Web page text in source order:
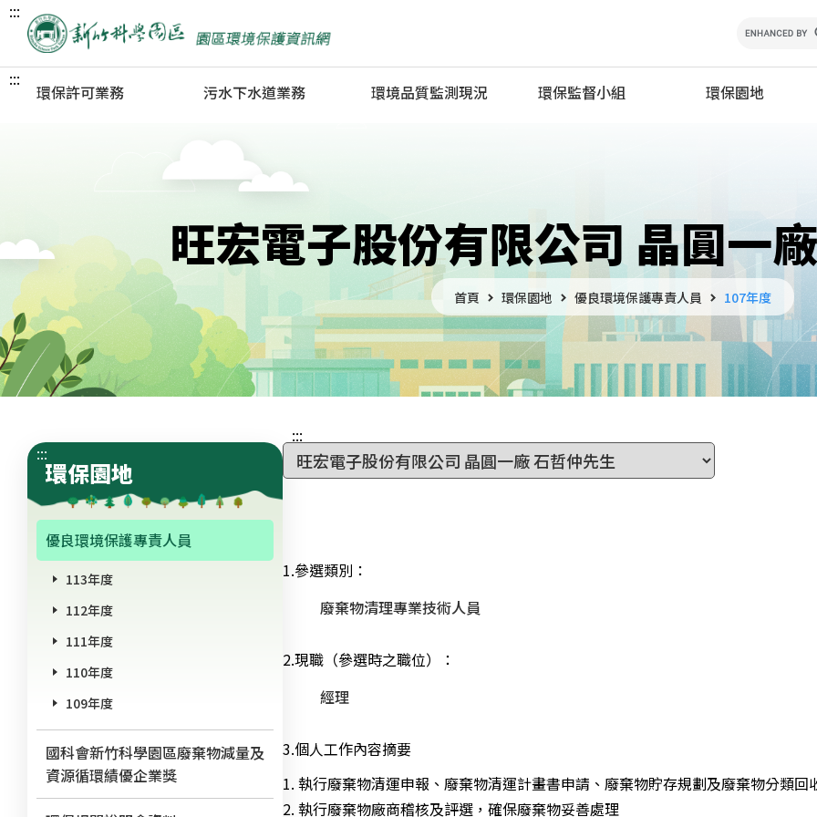
:::
:::
環保許可業務
事業廢棄物清理
事業廢棄物再利用
污水下水道業務
申請建築執照雨污水管線圖
說審查
污水下水道使用費徵收
污水下水道使用費計價基準
污水下水道可容納排入之水
表單下載
環境品質監測現況
新竹生物醫學園區
宜蘭科學園區
新竹科學園區空氣品質監測
網
環保監督小組 環保園地
生態檢核資訊平台
旺宏電子股份有限公司 晶圓一
首頁 環保園地 優良環境保護專責人員 107年度
:::
環保園地
優良環境保護專責人員
113年度
112年度
111年度
110年度
109年度
國科會新竹科學園區廢棄物減量及
資源循環績優企業獎
:::
1.參選類別 ：
廢棄物清理專業技術人員
2.現職（參選時之職位）
：
經理
3.個人工作內容摘要
1. 執行廢棄物清運申報、廢棄物清運計畫書申請、廢棄物貯存規劃及廢棄物分類回
2. 執行廢棄物廠商稽核及評選，確保廢棄物妥善處理